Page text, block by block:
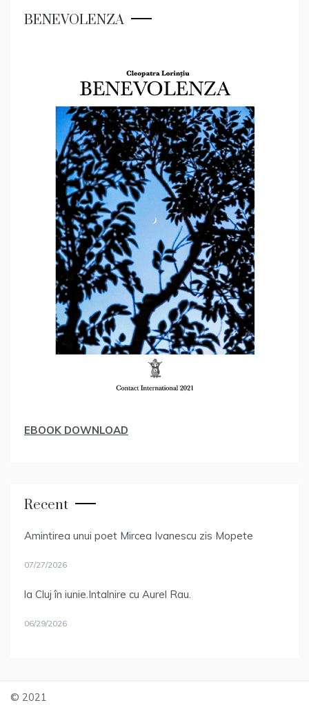
BENEVOLENZA
EBOOK DOWNLOAD
Recent
Amintirea unui poet Mircea Ivanescu zis Mopete
07/27/2026
la Cluj în iunie.Intalnire cu Aurel Rau.
06/29/2026
© 2021